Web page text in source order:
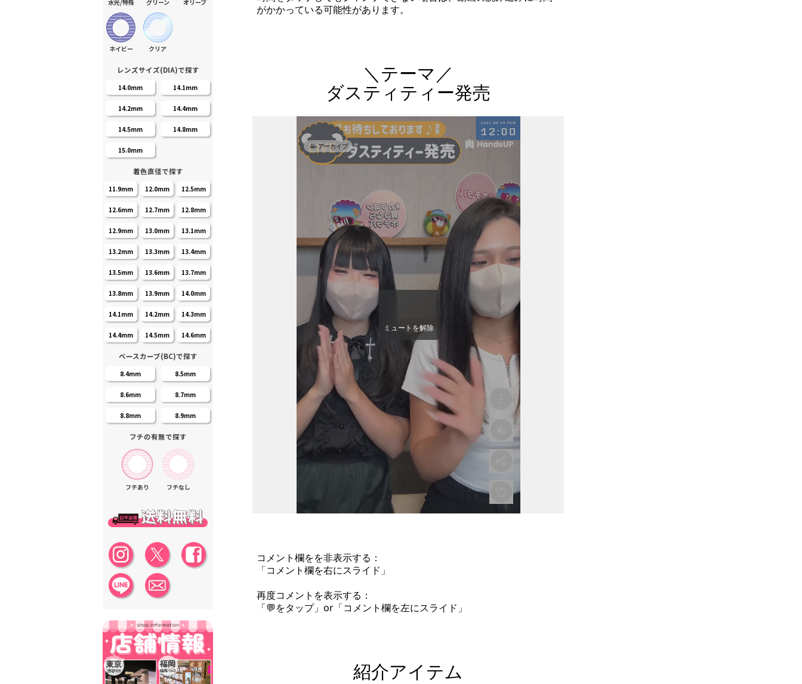
水光/特殊 グリーン オリーブ
ネイビー クリア
レンズサイズ(DIA)で探す
14.0mm 14.1mm
14.2mm 14.4mm
14.5mm 14.8mm
15.0mm
着色直径で探す
11.9mm 12.0mm 12.5mm
12.6mm 12.7mm 12.8mm
12.9mm 13.0mm 13.1mm
13.2mm 13.3mm 13.4mm
13.5mm 13.6mm 13.7mm
13.8mm 13.9mm 14.0mm
14.1mm 14.2mm 14.3mm
14.4mm 14.5mm 14.6mm
ベースカーブ(BC)で探す
8.4mm 8.5mm
8.6mm 8.7mm
8.8mm 8.9mm
フチの有無で探す
フチあり フチなし
がかかっている可能性があります。
＼テーマ／
ダスティティー発売
コメント欄をを非表示する：
「コメント欄を右にスライド」
再度コメントを表示する：
「💬をタップ」or「コメント欄を左にスライド」
紹介アイテム